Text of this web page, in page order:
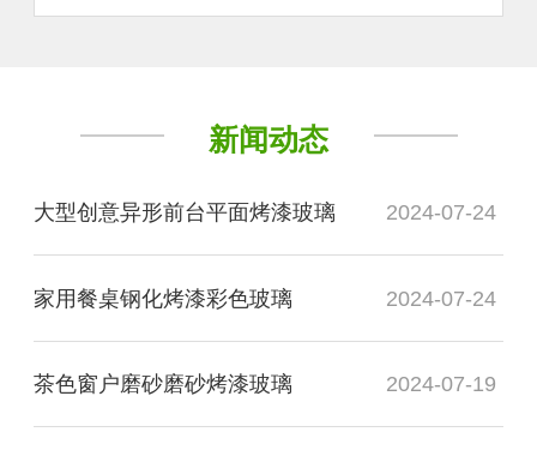
新闻动态
大型创意异形前台平面烤漆玻璃 2024-07-24
家用餐桌钢化烤漆彩色玻璃 2024-07-24
茶色窗户磨砂磨砂烤漆玻璃 2024-07-19